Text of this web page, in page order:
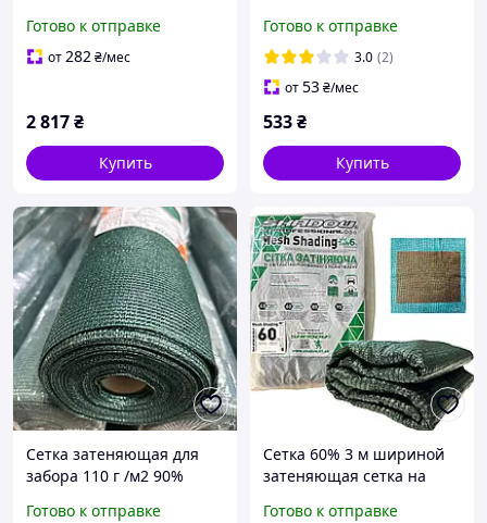
Готово к отправке
от282₴/мес
2 817₴
Купить
Готово к отправке
3.0 (2)
от53₴/мес
533₴
Купить
Сетка затеняющая для
забора 110 г /м2 90%
Готово к отправке
Сетка 60% 3 м шириной
затеняющая сетка на
Готово к отправке